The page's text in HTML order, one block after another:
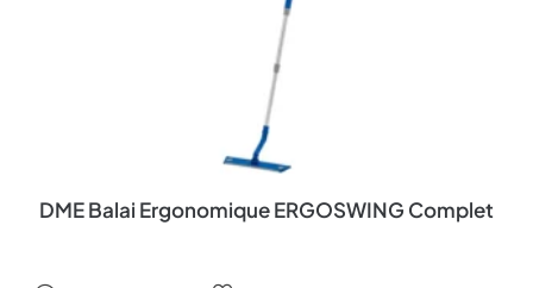
DME Balai Ergonomique ERGOSWING Complet